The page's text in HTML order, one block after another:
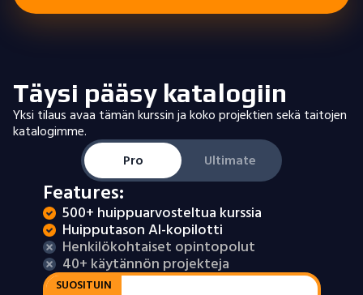
Täysi pääsy katalogiin
Yksi tilaus avaa tämän kurssin ja koko projektien sekä taitojen
katalogimme.
Pro
Ultimate
Features:
500+ huippuarvosteltua kurssia
Huipputason AI-kopilotti
Henkilökohtaiset opintopolut
40+ käytännön projekteja
SUOSITUIN